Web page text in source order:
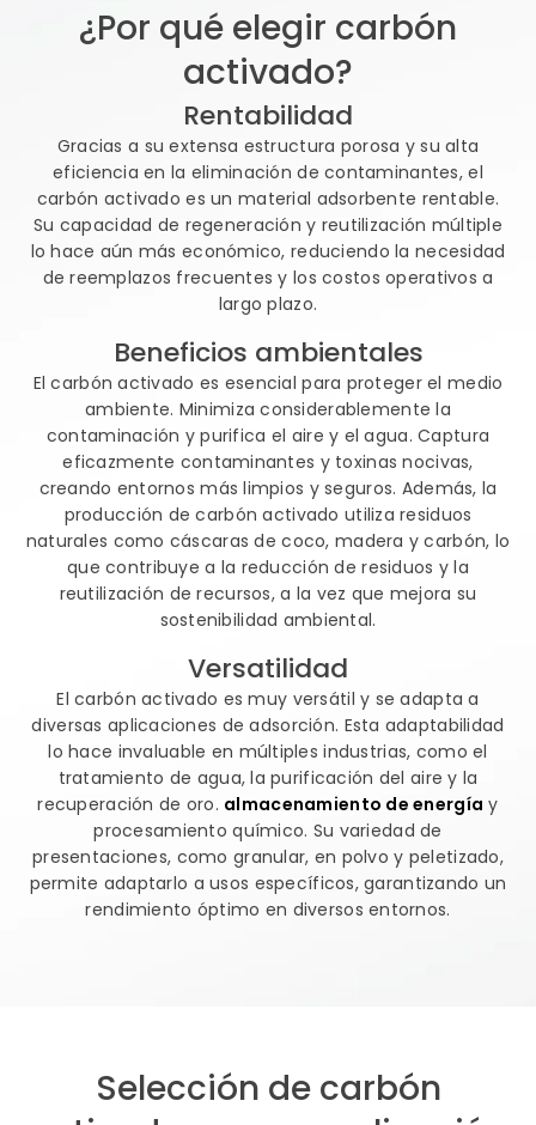
¿Por qué elegir carbón
activado?
Rentabilidad
Gracias a su extensa estructura porosa y su alta
eficiencia en la eliminación de contaminantes, el
carbón activado es un material adsorbente rentable.
Su capacidad de regeneración y reutilización múltiple
lo hace aún más económico, reduciendo la necesidad
de reemplazos frecuentes y los costos operativos a
largo plazo.
Beneficios ambientales
El carbón activado es esencial para proteger el medio
ambiente. Minimiza considerablemente la
contaminación y purifica el aire y el agua. Captura
eficazmente contaminantes y toxinas nocivas,
creando entornos más limpios y seguros. Además, la
producción de carbón activado utiliza residuos
naturales como cáscaras de coco, madera y carbón, lo
que contribuye a la reducción de residuos y la
reutilización de recursos, a la vez que mejora su
sostenibilidad ambiental.
Versatilidad
El carbón activado es muy versátil y se adapta a
diversas aplicaciones de adsorción. Esta adaptabilidad
lo hace invaluable en múltiples industrias, como el
tratamiento de agua, la purificación del aire y la
recuperación de oro. almacenamiento de energía y
procesamiento químico. Su variedad de
presentaciones, como granular, en polvo y peletizado,
permite adaptarlo a usos específicos, garantizando un
rendimiento óptimo en diversos entornos.
Selección de carbón